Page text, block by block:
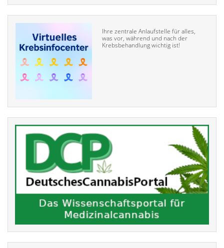
Ihre zentrale Anlaufstelle für alles,
was vor, während und nach der
Krebsbehandlung wichtig ist!